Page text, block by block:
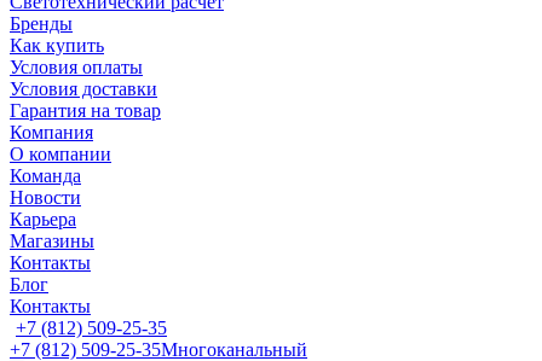
Бренды
Как купить
Условия оплаты
Условия доставки
Гарантия на товар
Компания
О компании
Команда
Новости
Карьера
Магазины
Контакты
Блог
Контакты
+7 (812) 509-25-35
+7 (812) 509-25-35Многоканальный